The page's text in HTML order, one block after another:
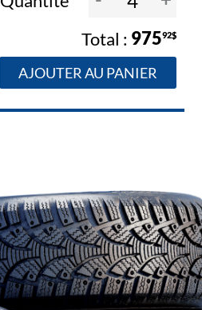
97592$
AJOUTER AU PANIER